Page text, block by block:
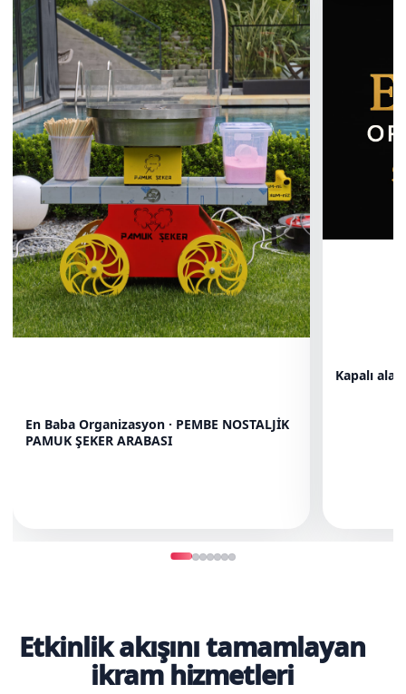
En Baba Organizasyon · PEMBE NOSTALJİK
PAMUK ŞEKER ARABASI
Kapalı
Etkinlik akışını tamamlayan
ikram hizmetleri